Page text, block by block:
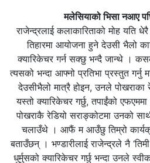
मलेसियाको भिसा नआए
राजेन्द्रलाई कलाकारिताको मोह यति
तिहारमा आयोजना हुने देउसी भैलो
क्यारिकेचर गर्न सक्छु भन्दै जान्थे ।
त्यसको भन्दा आफ्नो प्रतिभा प्रस्तुत गर्नु
देउसीभैलो मात्रै होइन, उनले
यस्तो क्यारिकेचर गर्छु, तपाईंको
पोखराकै रेडियो सराङ्कोटमा उनको
चलाउँथे । आफैं म आउँछु तिम्रो
बताउँछन् । भण्डारीलाई राजेन्द्रले नै
धुर्मुसको क्यारिकेचर गर्छु भन्दा उनले